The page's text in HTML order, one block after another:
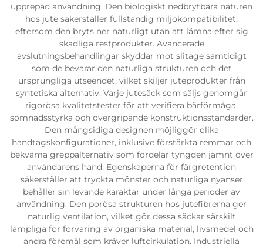
upprepad användning. Den biologiskt nedbrytbara naturen
hos jute säkerställer fullständig miljökompatibilitet,
eftersom den bryts ner naturligt utan att lämna efter sig
skadliga restprodukter. Avancerade
avslutningsbehandlingar skyddar mot slitage samtidigt
som de bevarar den naturliga strukturen och det
ursprungliga utseendet, vilket skiljer juteprodukter från
syntetiska alternativ. Varje jutesäck som säljs genomgår
rigorösa kvalitetstester för att verifiera bärförmåga,
sömnadsstyrka och övergripande konstruktionsstandarder.
Den mångsidiga designen möjliggör olika
handtagskonfigurationer, inklusive förstärkta remmar och
bekväma greppalternativ som fördelar tyngden jämnt över
användarens hand. Egenskaperna för färgretention
säkerställer att tryckta mönster och naturliga nyanser
behåller sin levande karaktär under långa perioder av
användning. Den porösa strukturen hos jutefibrerna ger
naturlig ventilation, vilket gör dessa säckar särskilt
lämpliga för förvaring av organiska material, livsmedel och
andra föremål som kräver luftcirkulation. Industriella